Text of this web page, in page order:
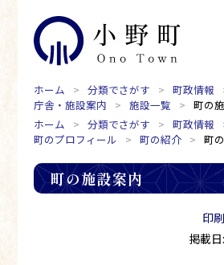
ホーム 分類でさがす
町政情報
庁舎・施設案内
施設一覧
町の
ホーム
分類でさがす
町政情報
町のプロフィール
町の紹介 町
町の施設案内
印
掲載